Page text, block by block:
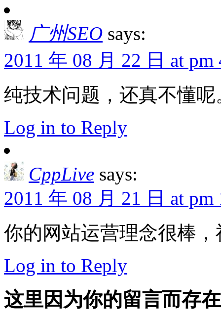
广州SEO says:
2011 年 08 月 22 日 at pm
纯技术问题，还真不懂呢
Log in to Reply
CppLive says:
2011 年 08 月 21 日 at pm
你的网站运营理念很棒
Log in to Reply
这里因为你的留言而存